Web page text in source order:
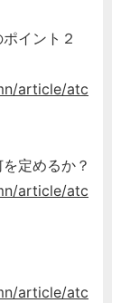
イント２
article/atc
定めるか？
article/atc
article/atc